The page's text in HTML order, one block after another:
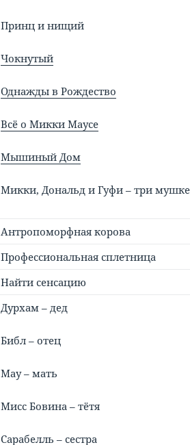
Принц и нищий
Чокнутый
Однажды в Рождество
Всё о Микки Маусе
Мышиный Дом
Микки, Дональд и Гуфи – три
Антропоморфная корова
Профессиональная сплетница
Найти сенсацию
Дурхам – дед
Библ – отец
Мау – мать
Мисс Бовина – тётя
Сарабелль – сестра